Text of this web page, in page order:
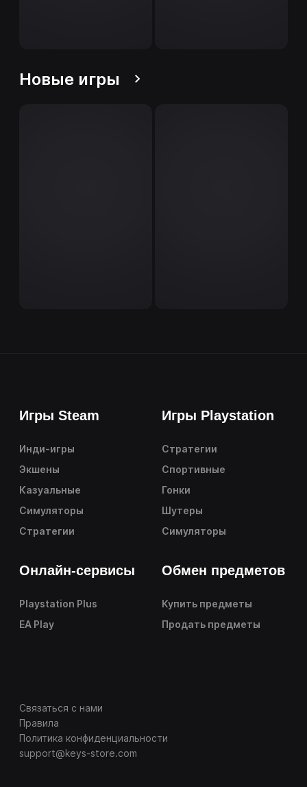
Новые игры
Игры Steam
Инди-игры
Экшены
Казуальные
Симуляторы
Стратегии
Игры Playstation
Стратегии
Спортивные
Гонки
Шутеры
Симуляторы
Онлайн-сервисы
Playstation Plus
EA Play
Обмен предметов
Купить предметы
Продать предметы
Связаться с нами
Правила
Политика конфиденциальности
support@keys-store.com